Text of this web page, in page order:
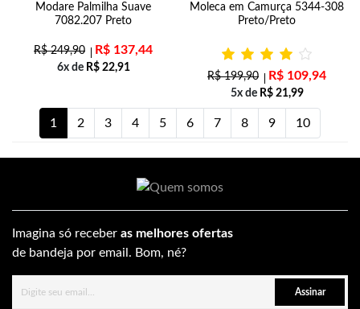
Modare Palmilha Suave
7082.207 Preto
R$249,90 R$ 137,44
6x de R$22,91
Moleca em Camurça 5344-308
Preto/Preto
R$199,90 R$ 109,94
5x de R$21,99
1 2 3 4 5 6 7 8 9 10
Imagina só receber as melhores ofertas
de bandeja por email. Bom, né?
Assinar